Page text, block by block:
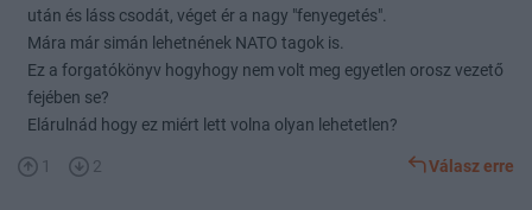
után és láss csodát, véget ér a nagy "fenyegetés".
Mára már simán lehetnének NATO tagok is.
Ez a forgatókönyv hogyhogy nem volt meg egyetlen orosz vezető
fejében se?
Elárulnád hogy ez miért lett volna olyan lehetetlen?
1 2 Válasz erre